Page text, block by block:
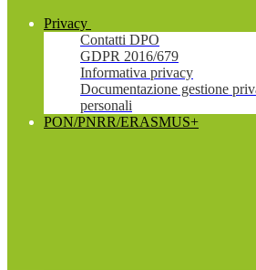
Privacy
Contatti DPO
GDPR 2016/679
Informativa privacy
Documentazione gestione
personali
PON/PNRR/ERASMUS+